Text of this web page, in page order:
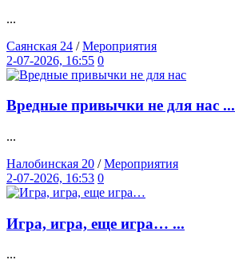
...
Саянская 24 /Мероприятия
2-07-2026, 16:55 0
Вредные привычки не для нас ...
...
Налобинская 20 /Мероприятия
2-07-2026, 16:53 0
Игра, игра, еще игра… ...
...